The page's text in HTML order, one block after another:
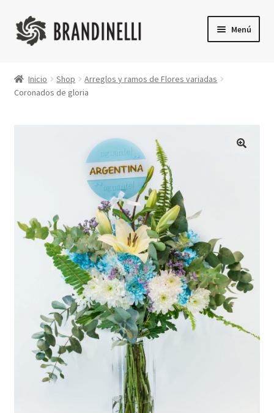
Ir
a
Ir
a
Menú
Shop
Inicio Shop
Arreglos y ramos de Flores variadas
Coronados de gloria